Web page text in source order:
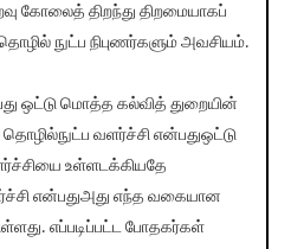
கோலைத் திறந்து திறமையாகப்
நுட்ப நிபுணர்களும் அவசியம்.
ஒட்டு மொத்த கல்வித் துறையின்
வளர்ச்சி என்பதுஒட்டு
உள்ளடக்கியதே
என்பதுஅது எந்த வகையான
எப்படிப்பட்ட போதகர்கள்